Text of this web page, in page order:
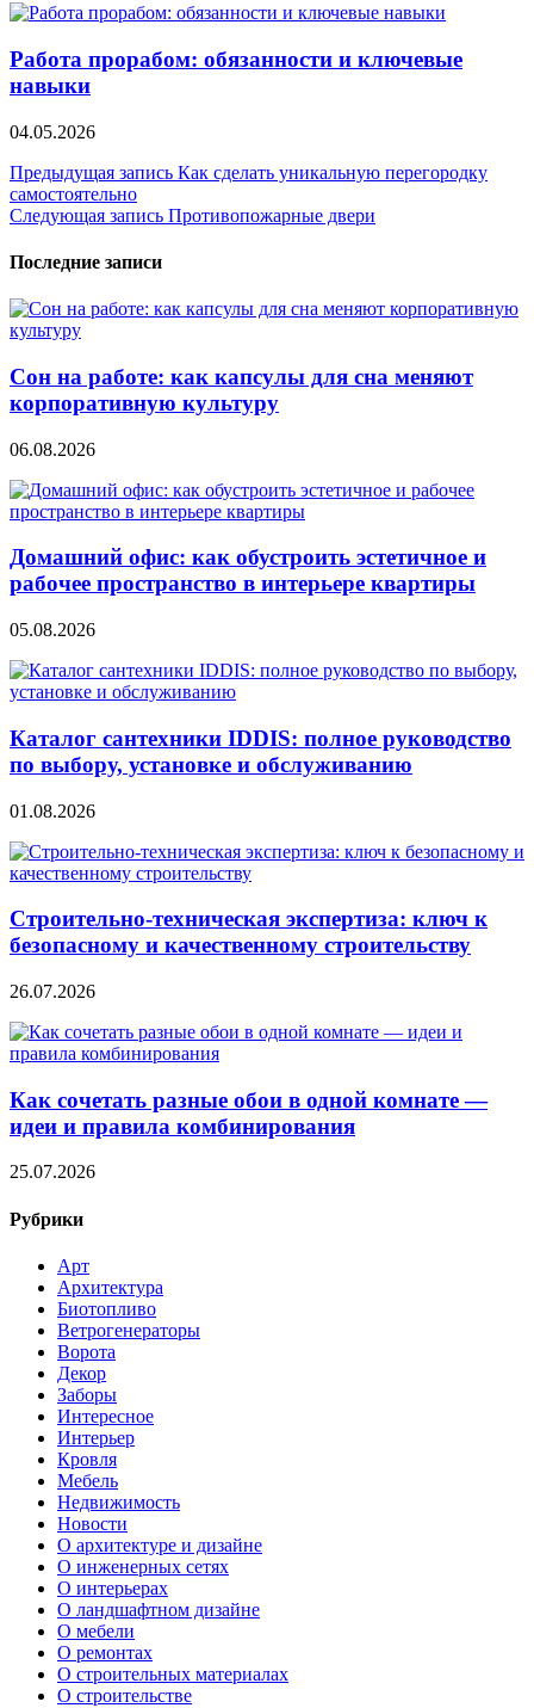
Работа прорабом: обязанности и ключевые
навыки
04.05.2026
Навигация
по
Предыдущая запись Как сделать уникальную перегородку
самостоятельно
Следующая запись Противопожарные двери
Последние записи
Сон на работе: как капсулы для сна меняют
корпоративную культуру
06.08.2026
Домашний офис: как обустроить эстетичное и
рабочее пространство в интерьере квартиры
05.08.2026
Каталог сантехники IDDIS: полное руководство
по выбору, установке и обслуживанию
01.08.2026
Строительно‑техническая экспертиза: ключ к
безопасному и качественному строительству
26.07.2026
Как сочетать разные обои в одной комнате —
идеи и правила комбинирования
25.07.2026
Рубрики
Арт
Архитектура
Биотопливо
Ветрогенераторы
Ворота
Декор
Заборы
Интересное
Интерьер
Кровля
Мебель
Недвижимость
Новости
О архитектуре и дизайне
О инженерных сетях
О интерьерах
О ландшафтном дизайне
О мебели
О ремонтах
О строительных материалах
О строительстве